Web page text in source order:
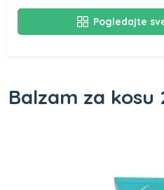
Pogledajte
Balzam za kosu